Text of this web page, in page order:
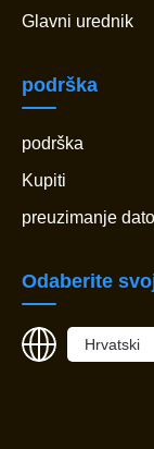
Glavni urednik
podrška
podrška
Kupiti
preuzimanje
Odaberite
Hrvatski